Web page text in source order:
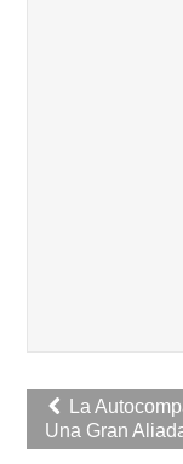
de
La
Una Gran